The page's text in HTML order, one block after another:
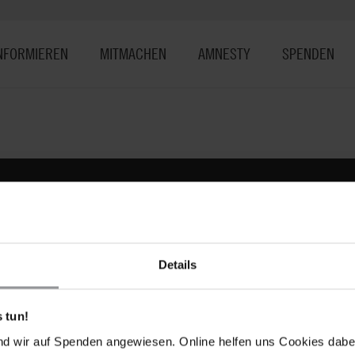
Details
tun!
wir auf Spenden angewiesen. Online helfen uns Cookies
MITMACHEN AMNESTY SPENDEN
SozialBank AG